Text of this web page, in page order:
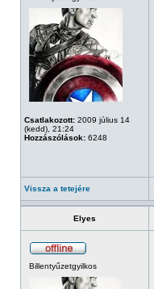
Csatlakozott: 2009 július 14
(kedd), 21:24
Hozzászólások: 6248
Vissza a tetejére
Elyes
Billentyűzetgyilkos